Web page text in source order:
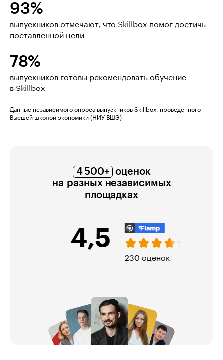
93%
выпускников отмечают, что Skillbox помог достичь
поставленной цели
78%
выпускников готовы рекомендовать обучение
в Skillbox
Данные независимого опроса выпускников Skillbox, проведённого
Высшей школой экономики (НИУ ВШЭ)
4 500+ оценок
на разных независимых
площадках
4,5
230 оценок